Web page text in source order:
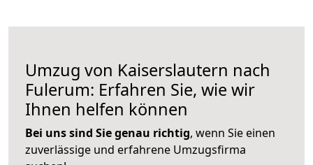
Umzug von Kaiserslautern nach
Fulerum: Erfahren Sie, wie wir
Ihnen helfen können
Bei uns sind Sie genau richtig, wenn Sie einen
zuverlässige und erfahrene Umzugsfirma